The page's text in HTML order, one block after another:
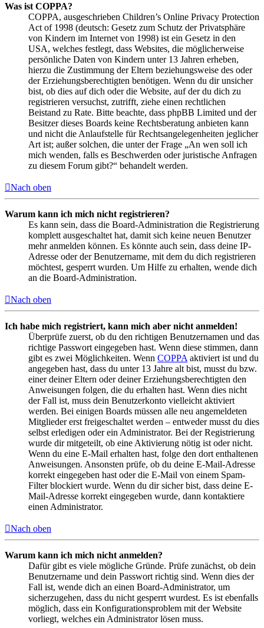
Was ist COPPA?
COPPA, ausgeschrieben Children’s Online Privacy Protection
Act of 1998 (deutsch: Gesetz zum Schutz der Privatsphäre
von Kindern im Internet von 1998) ist ein Gesetz in den
USA, welches festlegt, dass Websites, die möglicherweise
persönliche Daten von Kindern unter 13 Jahren erheben,
hierzu die Zustimmung der Eltern beziehungsweise des oder
der Erziehungsberechtigten benötigen. Wenn du dir unsicher
bist, ob dies auf dich oder die Website, auf der du dich zu
registrieren versuchst, zutrifft, ziehe einen rechtlichen
Beistand zu Rate. Bitte beachte, dass phpBB Limited und der
Besitzer dieses Boards keine Rechtsberatung anbieten kann
und nicht die Anlaufstelle für Rechtsangelegenheiten jeglicher
Art ist; außer solchen, die unter der Frage „An wen soll ich
mich wenden, falls es Beschwerden oder juristische Anfragen
zu diesem Forum gibt?“ behandelt werden.
Nach oben
Warum kann ich mich nicht registrieren?
Es kann sein, dass die Board-Administration die Registrierung
komplett ausgeschaltet hat, damit sich keine neuen Benutzer
mehr anmelden können. Es könnte auch sein, dass deine IP-
Adresse oder der Benutzername, mit dem du dich registrieren
möchtest, gesperrt wurden. Um Hilfe zu erhalten, wende dich
an die Board-Administration.
Nach oben
Ich habe mich registriert, kann mich aber nicht anmelden!
Überprüfe zuerst, ob du den richtigen Benutzernamen und das
richtige Passwort eingegeben hast. Wenn diese stimmen, dann
gibt es zwei Möglichkeiten. Wenn COPPA aktiviert ist und du
angegeben hast, dass du unter 13 Jahre alt bist, musst du bzw.
einer deiner Eltern oder deiner Erziehungsberechtigten den
Anweisungen folgen, die du erhalten hast. Wenn dies nicht
der Fall ist, muss dein Benutzerkonto vielleicht aktiviert
werden. Bei einigen Boards müssen alle neu angemeldeten
Mitglieder erst freigeschaltet werden – entweder musst du dies
selbst erledigen oder ein Administrator. Bei der Registrierung
wurde dir mitgeteilt, ob eine Aktivierung nötig ist oder nicht.
Wenn du eine E-Mail erhalten hast, folge den dort enthaltenen
Anweisungen. Ansonsten prüfe, ob du deine E-Mail-Adresse
korrekt eingegeben hast oder die E-Mail von einem Spam-
Filter blockiert wurde. Wenn du dir sicher bist, dass deine E-
Mail-Adresse korrekt eingegeben wurde, dann kontaktiere
einen Administrator.
Nach oben
Warum kann ich mich nicht anmelden?
Dafür gibt es viele mögliche Gründe. Prüfe zunächst, ob dein
Benutzername und dein Passwort richtig sind. Wenn dies der
Fall ist, wende dich an einen Board-Administrator, um
sicherzugehen, dass du nicht gesperrt wurdest. Es ist ebenfalls
möglich, dass ein Konfigurationsproblem mit der Website
vorliegt, welches ein Administrator lösen muss.